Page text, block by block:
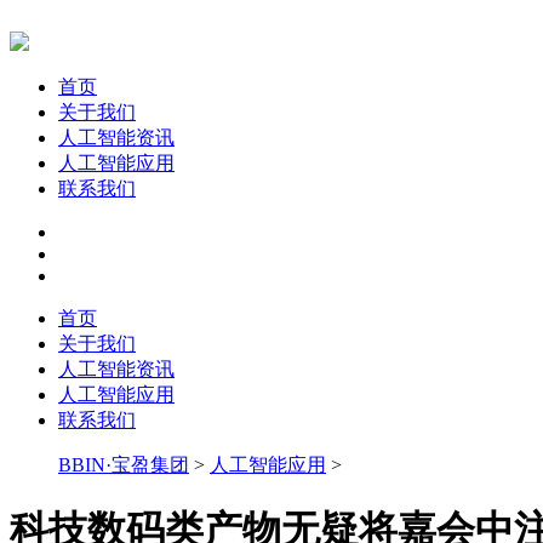
首页
关于我们
人工智能资讯
人工智能应用
联系我们
首页
关于我们
人工智能资讯
人工智能应用
联系我们
BBIN·宝盈集团 > 人工智能应用 >
科技数码类产物无疑将嘉会中